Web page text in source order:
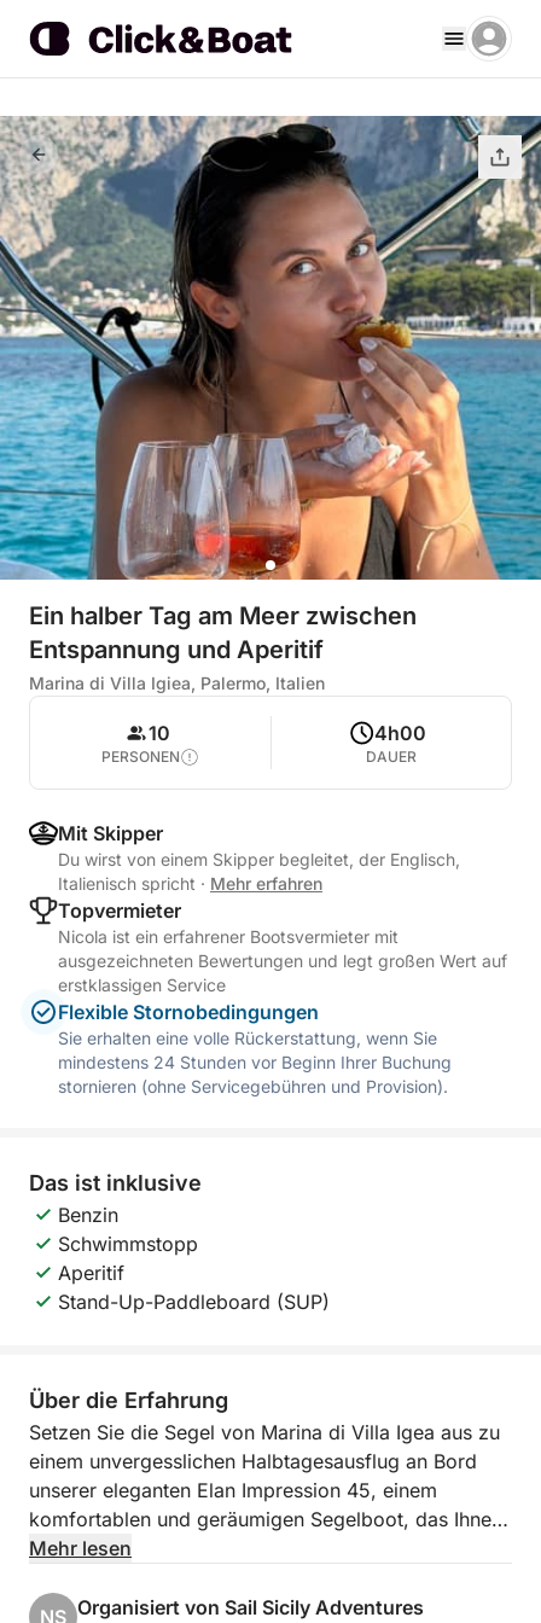
Ein halber Tag am Meer zwischen
Entspannung und Aperitif
Marina di Villa Igiea, Palermo, Italien
10
PERSONEN
4h00
DAUER
Mit Skipper
Du wirst von einem Skipper begleitet, der Englisch,
Italienisch spricht · Mehr erfahren
Topvermieter
Nicola ist ein erfahrener Bootsvermieter mit
ausgezeichneten Bewertungen und legt großen Wert auf
erstklassigen Service
Flexible Stornobedingungen
Sie erhalten eine volle Rückerstattung, wenn Sie
mindestens 24 Stunden vor Beginn Ihrer Buchung
stornieren (ohne Servicegebühren und Provision).
Das ist inklusive
Benzin
Schwimmstopp
Aperitif
Stand-Up-Paddleboard (SUP)
Über die Erfahrung
Setzen Sie die Segel von Marina di Villa Igea aus zu
einem unvergesslichen Halbtagesausflug an Bord
unserer eleganten Elan Impression 45, einem
komfortablen und geräumigen Segelboot, das Ihnen
ein exklusives Meereserlebnis bietet.
Während dieses etwa vierstündigen Ausflugs segeln
Mehr lesen
NS Organisiert von Sail Sicily Adventures